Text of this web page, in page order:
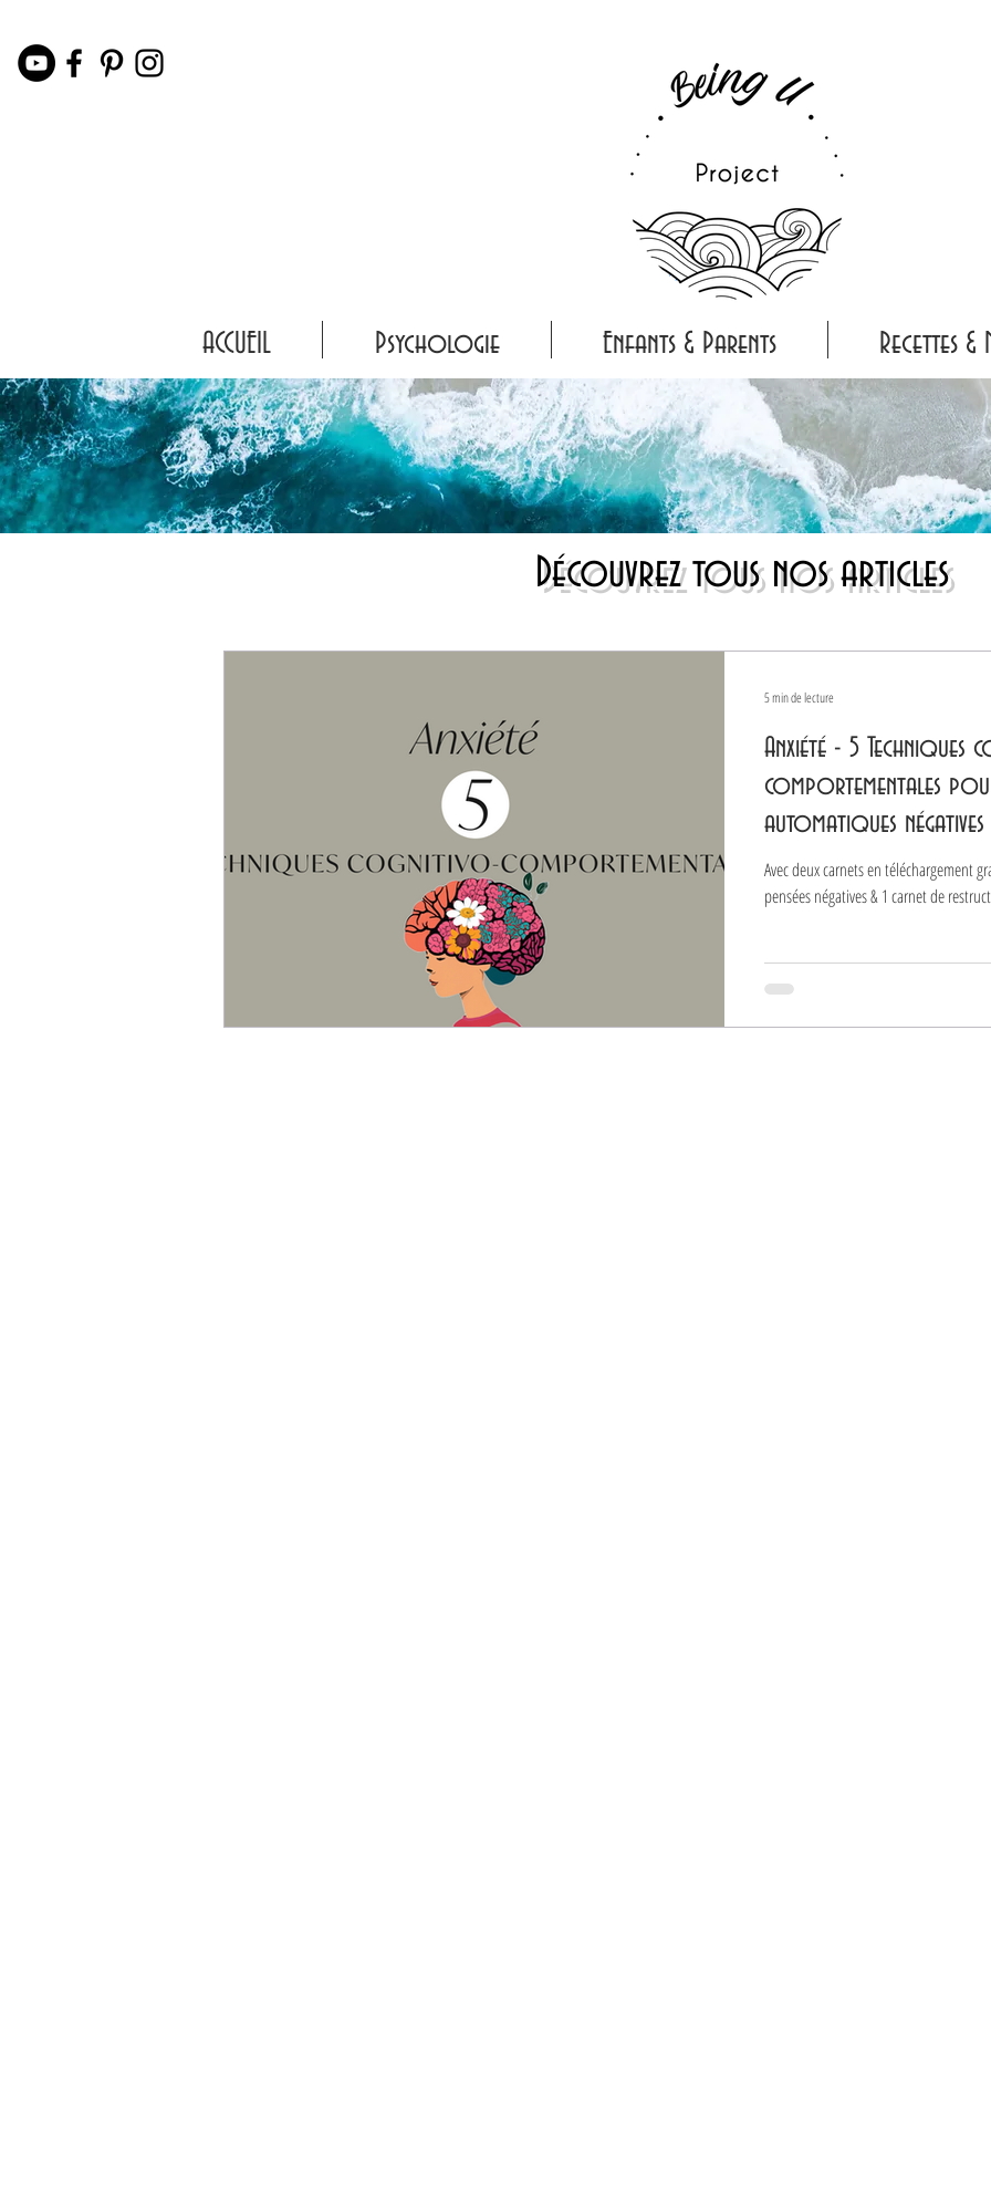
Anxiété - 5 Techniques
comportementales
automatiques négatives
Avec deux carnets en téléchargement
pensées négatives & 1 carnet de
5 min de lecture
Découvrez tous nos articles
ACCUEIL Psychologie Enfants & Parents Recettes